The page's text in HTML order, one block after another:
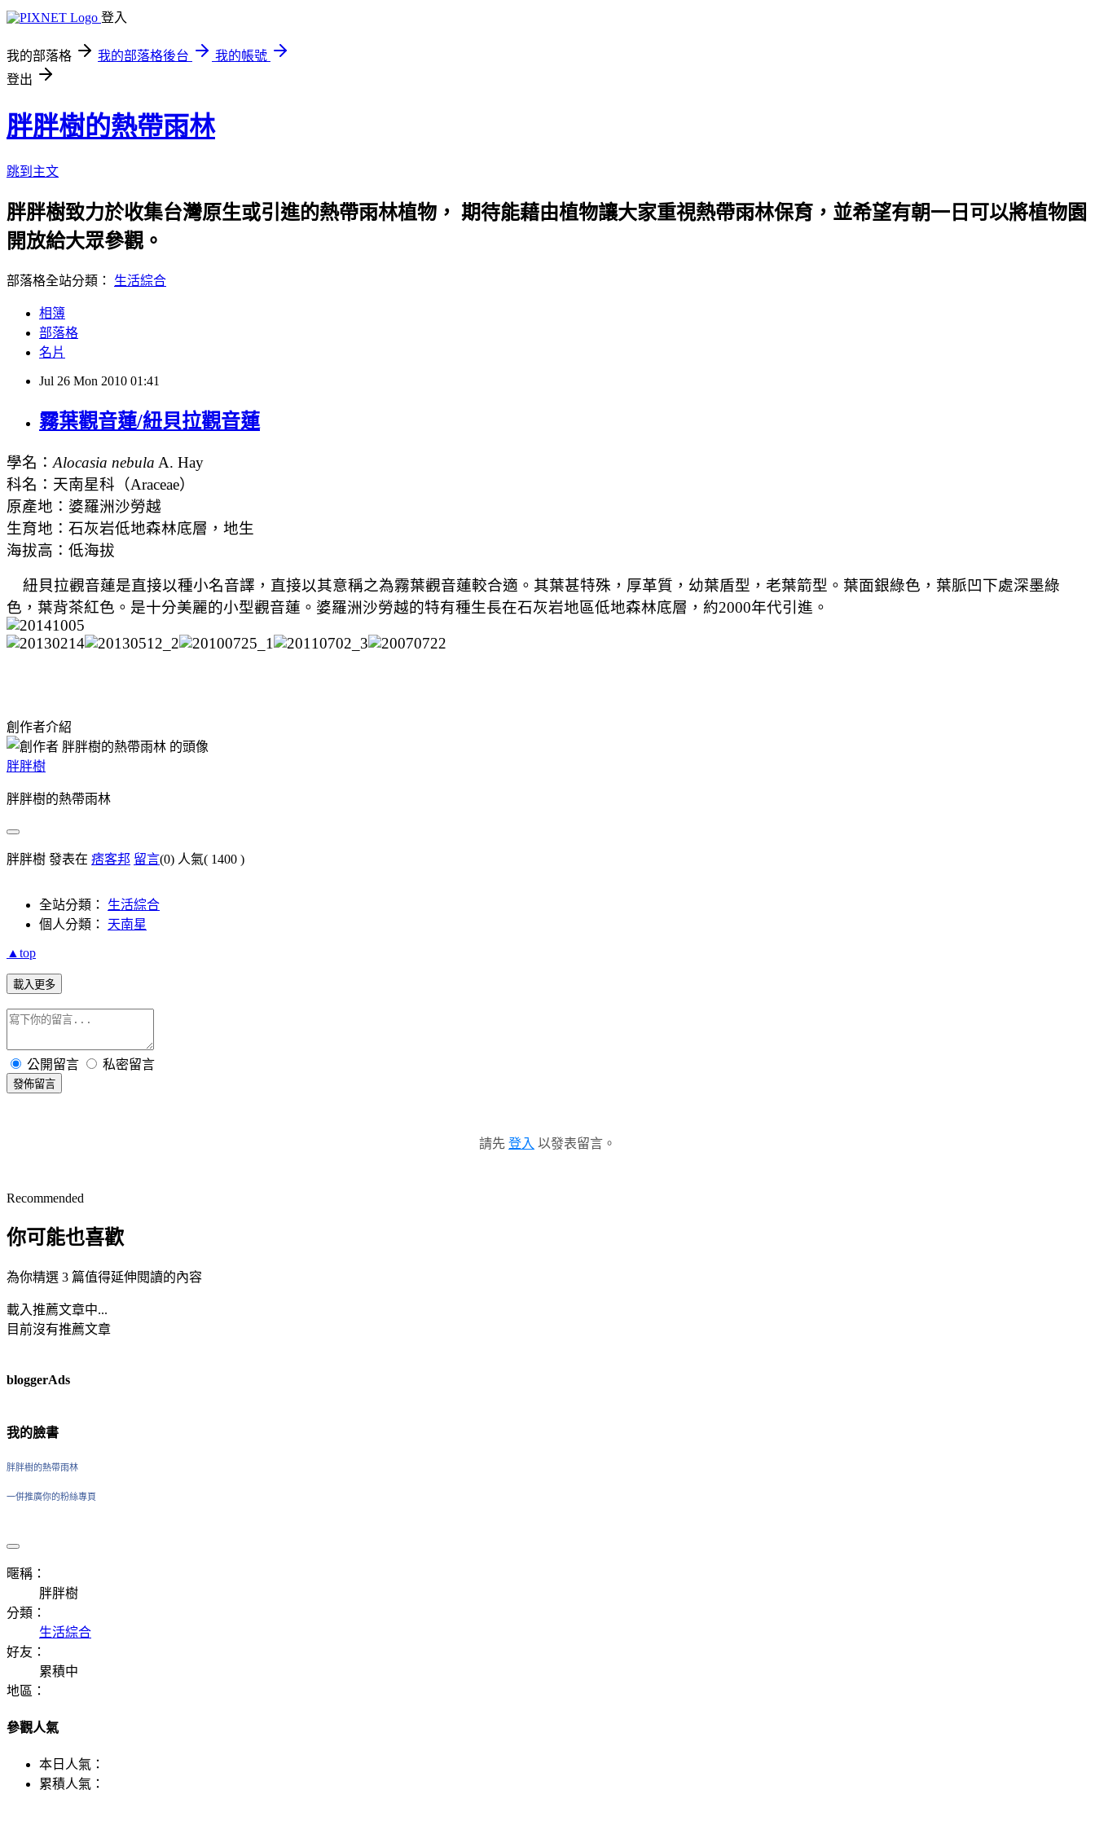
登入
我的部落格 我的部落格後台
我的帳號
登出
胖胖樹的熱帶雨林
跳到主文
胖胖樹致力於收集台灣原生或引進的熱帶雨林植物， 期待能藉由植物讓大家重視熱帶雨林保育，並希望有朝一日可以將植物園
開放給大眾參觀。
部落格全站分類： 生活綜合
相簿
部落格
名片
Jul 26 Mon 2010 01:41
霧葉觀音蓮/紐貝拉觀音蓮
學名： Alocasia nebula A. Hay
科名：天南星科（Araceae）
原產地：婆羅洲沙勞越
生育地：石灰岩低地森林底層，地生
海拔高：低海拔
紐貝拉觀音蓮是直接以種小名音譯，直接以其意稱之為霧葉觀音蓮較合適。其葉甚特殊，厚革質，幼葉盾型，老葉箭型。葉面銀綠色，葉脈凹下處深墨綠
色，葉背茶紅色。是十分美麗的小型觀音蓮。婆羅洲沙勞越的特有種生長在石灰岩地區低地森林底層，約2000年代引進 。
創作者介紹
胖胖樹
胖胖樹的熱帶雨林
胖胖樹 發表在 痞客邦 留言(0) 人氣( 1400 )
全站分類： 生活綜合
個人分類： 天南星
▲top
載入更多
公開留言 私密留言
發佈留言
請先 登入 以發表留言。
Recommended
你可能也喜歡
為你精選 3 篇值得延伸閱讀的內容
載入推薦文章中...
目前沒有推薦文章
bloggerAds
我的臉書
胖胖樹的熱帶雨林
一併推廣你的粉絲專頁
暱稱：
胖胖樹
分類：
生活綜合
好友：
累積中
地區：
參觀人氣
本日人氣：
累積人氣：